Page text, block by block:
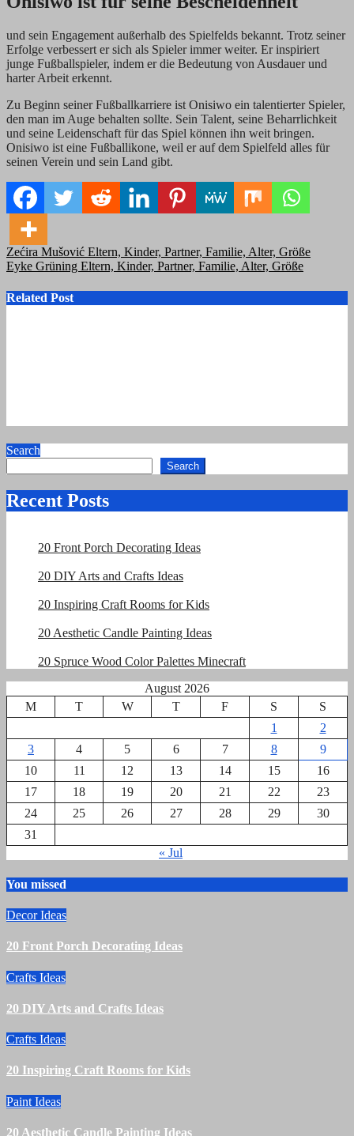
und sein Engagement außerhalb des Spielfelds bekannt. Trotz seiner
Erfolge verbessert er sich als Spieler immer weiter. Er inspiriert
junge Fußballspieler, indem er die Bedeutung von Ausdauer und
harter Arbeit erkennt.
Zu Beginn seiner Fußballkarriere ist Onisiwo ein talentierter Spieler,
den man im Auge behalten sollte. Sein Talent, seine Beharrlichkeit
und seine Leidenschaft für das Spiel können ihn weit bringen.
Onisiwo ist eine Fußballikone, weil er auf dem Spielfeld alles für
seinen Verein und sein Land gibt.
Post
navigation
Zećira Mušović Eltern, Kinder, Partner, Familie, Alter, Größe
Eyke Grüning Eltern, Kinder, Partner, Familie, Alter, Größe
Related Post
Search
Search
Recent Posts
20 Front Porch Decorating Ideas
20 DIY Arts and Crafts Ideas
20 Inspiring Craft Rooms for Kids
20 Aesthetic Candle Painting Ideas
20 Spruce Wood Color Palettes Minecraft
August 2026
M
T W T F S
S
1
2
3
4 5 6 7 8
9
10
11 12 13 14 15
16
17
18 19 20 21 22
23
24
25 26 27 28 29
30
31
« Jul
You missed
Decor Ideas
20 Front Porch Decorating Ideas
Crafts Ideas
20 DIY Arts and Crafts Ideas
Crafts Ideas
20 Inspiring Craft Rooms for Kids
Paint Ideas
20 Aesthetic Candle Painting Ideas